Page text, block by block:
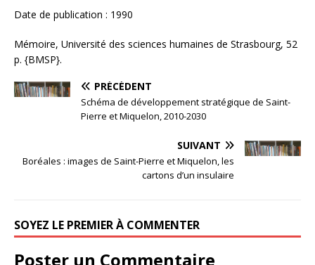
Date de publication : 1990
Mémoire, Université des sciences humaines de Strasbourg, 52
p. {BMSP}.
PRÉCÉDENT
Schéma de développement stratégique de Saint-
Pierre et Miquelon, 2010-2030
SUIVANT
Boréales : images de Saint-Pierre et Miquelon, les
cartons d’un insulaire
SOYEZ LE PREMIER À COMMENTER
Poster un Commentaire